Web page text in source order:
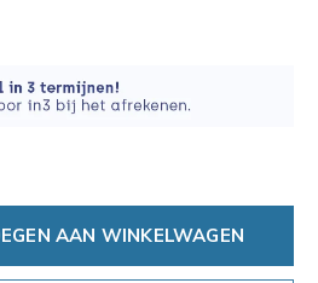
AAN WINKELWAGEN